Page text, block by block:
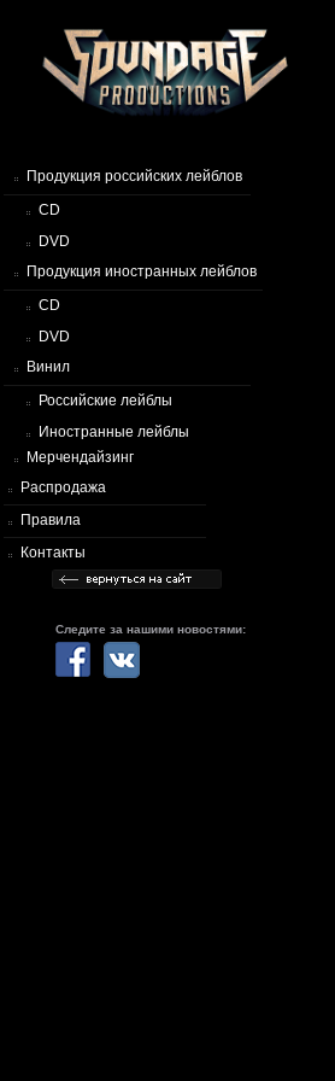
Продукция российских лейблов
CD
DVD
Продукция иностранных лейблов
CD
DVD
Винил
Российские лейблы
Иностранные лейблы
Мерчендайзинг
Распродажа
Правила
Контакты
Следите за нашими новостями: